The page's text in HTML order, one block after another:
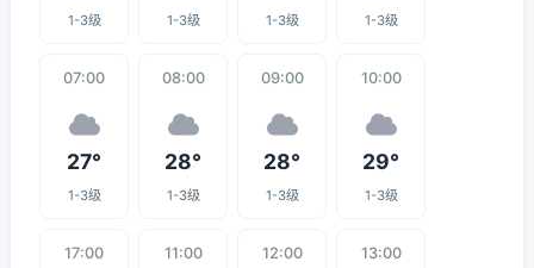
1-3级 1-3级 1-3级 1-3级
07:00
27°
1-3级
08:00
28°
1-3级
09:00
28°
1-3级
10:00
29°
1-3级
17:00 11:00 12:00 13:00